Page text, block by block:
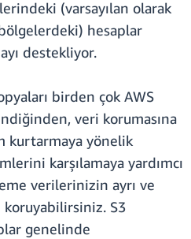
(varsayılan olarak
bölgelerdeki) hesaplar
destekliyor.
birden çok AWS
veri korumasına
kurtarmaya yönelik
karşılamaya yardımcı
verilerinizin ayrı ve
koruyabilirsiniz. S3
genelinde